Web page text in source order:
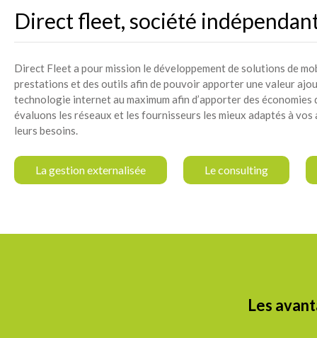
Direct fleet, société
Direct Fleet a pour mission le développement de solutions de
prestations et des outils afin de pouvoir apporter une valeur
technologie internet au maximum afin d’apporter des
évaluons les réseaux et les fournisseurs les mieux adaptés à
leurs besoins.
La gestion externalisée Le consulting
Les